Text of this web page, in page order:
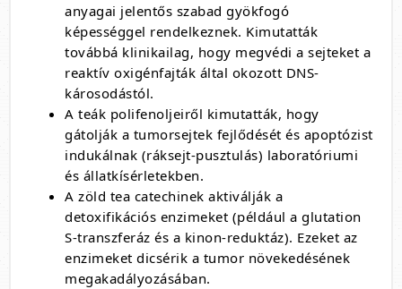
anyagai jelentős szabad gyökfogó
képességgel rendelkeznek. Kimutatták
továbbá klinikailag, hogy megvédi a sejteket a
reaktív oxigénfajták által okozott DNS-
károsodástól.
A teák polifenoljeiről kimutatták, hogy
gátolják a tumorsejtek fejlődését és apoptózist
indukálnak (ráksejt-pusztulás) laboratóriumi
és állatkísérletekben.
A zöld tea catechinek aktiválják a
detoxifikációs enzimeket (például a glutation
S-transzferáz és a kinon-reduktáz). Ezeket az
enzimeket dicsérik a tumor növekedésének
megakadályozásában.